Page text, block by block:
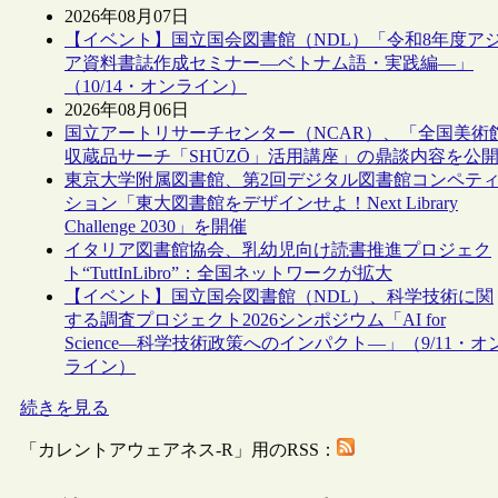
2026年08月07日
【イベント】国立国会図書館（NDL）「令和8年度ア
ア資料書誌作成セミナー―ベトナム語・実践編―」
（10/14・オンライン）
2026年08月06日
国立アートリサーチセンター（NCAR）、「全国美術
収蔵品サーチ「SHŪZŌ」活用講座」の鼎談内容を公開
東京大学附属図書館、第2回デジタル図書館コンペティ
ション「東大図書館をデザインせよ！Next Library
Challenge 2030」を開催
イタリア図書館協会、乳幼児向け読書推進プロジェク
ト“TuttInLibro”：全国ネットワークが拡大
【イベント】国立国会図書館（NDL）、科学技術に関
する調査プロジェクト2026シンポジウム「AI for
Science―科学技術政策へのインパクト―」（9/11・オ
ライン）
続きを見る
「カレントアウェアネス-R」用のRSS：